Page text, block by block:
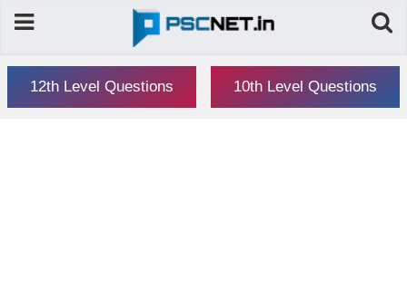
12th Level Questions 10th Level Questions